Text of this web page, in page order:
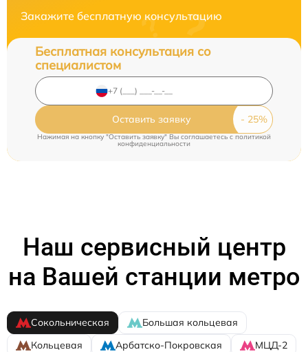
Закажите бесплатную консультацию
Бесплатная консультация со
специалистом
Оставить заявку
Нажимая на кнопку "Оставить заявку" Вы соглашаетесь cполитикой
конфиденциальности
Наш сервисный центр
на Вашей станции метро
Сокольническая
Большая кольцевая
Кольцевая
Арбатско-Покровская
МЦД-2